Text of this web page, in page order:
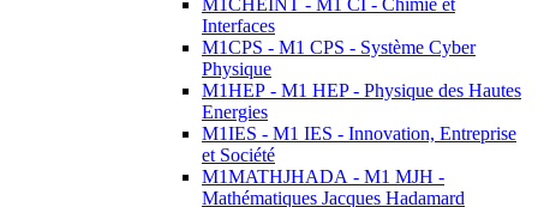
M1CHEINT - M1 CI - Chimie et
Interfaces
M1CPS - M1 CPS - Système Cyber
Physique
M1HEP - M1 HEP - Physique des Hautes
Energies
M1IES - M1 IES - Innovation, Entreprise
et Société
M1MATHJHADA - M1 MJH -
Mathématiques Jacques Hadamard